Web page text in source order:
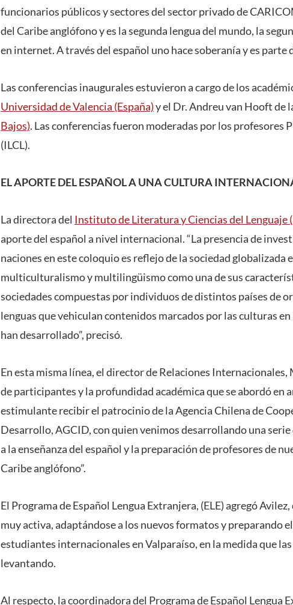
funcionarios públicos y sectores del sector privado de
del Caribe anglófono y es la segunda lengua del mundo, la
en internet. A través del español uno hace soberanía y es parte
Las conferencias inaugurales estuvieron a cargo de los
Universidad de Valencia (España)y el Dr. Andreu van Hooft de
Bajos). Las conferencias fueron moderadas por los profesores
(ILCL).
EL APORTE DEL ESPAÑOL A UNA CULTURA
La directora del Instituto de Literatura y Ciencias del Lenguaje
aporte del español a nivel internacional. “La presencia de
naciones en este coloquio es reflejo de la sociedad globalizada
multiculturalismo y multilingüismo como una de sus
sociedades compuestas por individuos de distintos países de
lenguas que vehiculan contenidos marcados por las culturas en
han desarrollado”, precisó.
En esta misma línea, el director de Relaciones
de participantes y la profundidad académica que se abordó en
estimulante recibir el patrocinio de la Agencia Chilena de
Desarrollo, AGCID, con quien venimos desarrollando una
a la enseñanza del español y la preparación de profesores de
Caribe anglófono”.
El Programa de Español Lengua Extranjera, (ELE) agregó
muy activa, adaptándose a los nuevos formatos y preparando
estudiantes internacionales en Valparaíso, en la medida que
levantando.
Al respecto, la coordinadora del Programa de Español Lengua